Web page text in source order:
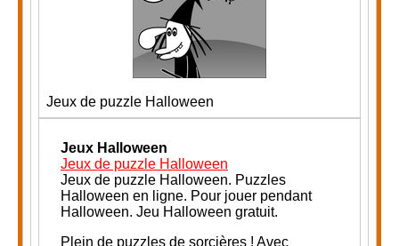
Jeux de puzzle Halloween
Jeux Halloween
Jeux de puzzle Halloween
Jeux de puzzle Halloween. Puzzles
Halloween en ligne. Pour jouer pendant
Halloween. Jeu Halloween gratuit.
Plein de puzzles de sorcières ! Avec